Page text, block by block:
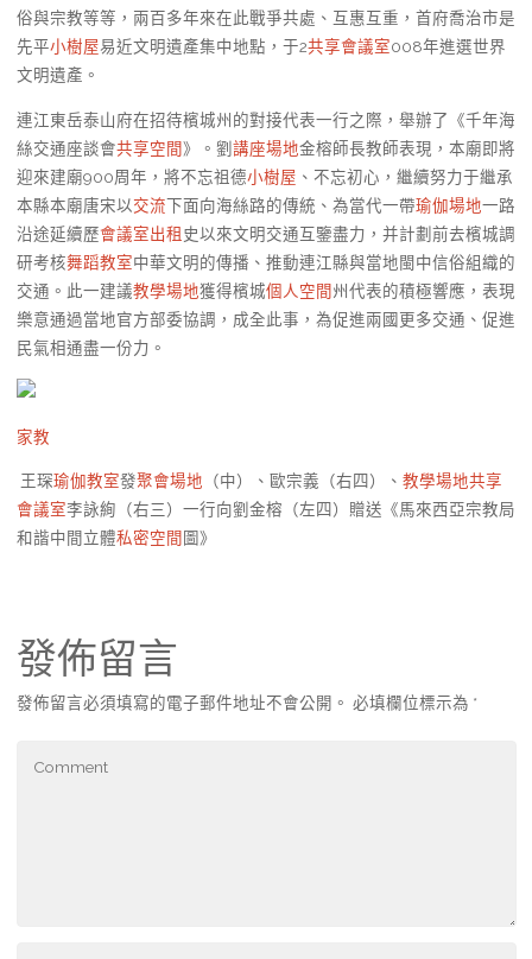
俗與宗教等等，兩百多年來在此戰爭共處、互惠互重，首府喬治市是
先平小樹屋易近文明遺產集中地點，于2共享會議室008年進選世界
文明遺產。
連江東岳泰山府在招待檳城州的對接代表一行之際，舉辦了《千年海
絲交通座談會共享空間》。劉講座場地金榕師長教師表現，本廟即將
迎來建廟900周年，將不忘祖德小樹屋 、不忘初心，繼續努力于繼承
本縣本廟唐宋以交流下面向海絲路的傳統、為當代一帶瑜伽場地一路
沿途延續歷會議室出租史以來文明交通互鑒盡力，并計劃前去檳城調
研考核舞蹈教室中華文明的傳播、推動連江縣與當地閩中信俗組織的
交通。此一建議教學場地獲得檳城個人空間州代表的積極響應，表現
樂意通過當地官方部委協調，成全此事，為促進兩國更多交通、促進
民氣相通盡一份力。
家教
王琛瑜伽教室發聚會場地 （中）、歐宗義（右四）、 教學場地共享
會議室李詠絢（右三）一行向劉金榕（左四）贈送《馬來西亞宗教局
和諧中間立體私密空間 圖》
發佈留言
發佈留言必須填寫的電子郵件地址不會公開。 必填欄位標示為 *